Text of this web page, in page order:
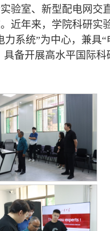
验室、新型配电网交
近年来，学院科研实
系统”为中心，兼具“
备开展高水平国际